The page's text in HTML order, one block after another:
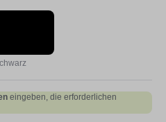
eingeben, die erforderlichen